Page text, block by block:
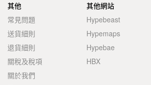
其他
常見問題
送貨細則
退貨細則
關稅及稅項
關於我們
其他網站
Hypebeast
Hypemaps
Hypebae
HBX